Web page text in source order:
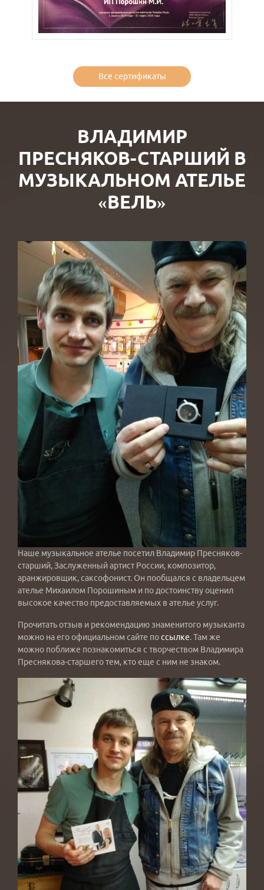
Все сертификаты
ВЛАДИМИР
ПРЕСНЯКОВ-СТАРШИЙ В
МУЗЫКАЛЬНОМ АТЕЛЬЕ
«ВЕЛЬ»
Наше музыкальное ателье посетил Владимир Пресняков-
старший, Заслуженный артист России, композитор,
аранжировщик, саксофонист. Он пообщался с владельцем
ателье Михаилом Порошиным и по достоинству оценил
высокое качество предоставляемых в ателье услуг.
Прочитать отзыв и рекомендацию знаменитого музыканта
можно на его официальном сайте поссылке. Там же
можно поближе познакомиться с творчеством Владимира
Преснякова-старшего тем, кто еще с ним не знаком.